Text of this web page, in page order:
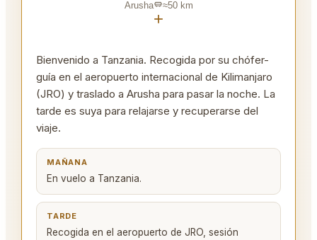
Arusha
≈50km
+
Bienvenido a Tanzania. Recogida por su chófer-
guía en el aeropuerto internacional de Kilimanjaro
(JRO) y traslado a Arusha para pasar la noche. La
tarde es suya para relajarse y recuperarse del
viaje.
MAÑANA
En vuelo a Tanzania.
TARDE
Recogida en el aeropuerto de JRO, sesión